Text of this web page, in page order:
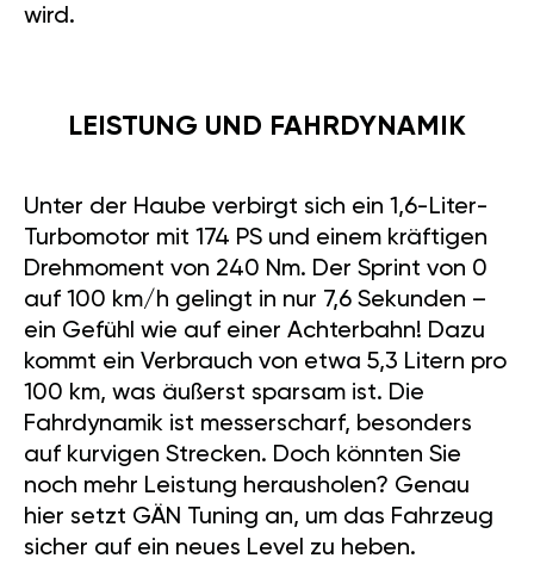
wird.
LEISTUNG UND FAHRDYNAMIK
Unter der Haube verbirgt sich ein 1,6-Liter-
Turbomotor mit 174 PS und einem kräftigen
Drehmoment von 240 Nm. Der Sprint von 0
auf 100 km/h gelingt in nur 7,6 Sekunden –
ein Gefühl wie auf einer Achterbahn! Dazu
kommt ein Verbrauch von etwa 5,3 Litern pro
100 km, was äußerst sparsam ist. Die
Fahrdynamik ist messerscharf, besonders
auf kurvigen Strecken. Doch könnten Sie
noch mehr Leistung herausholen? Genau
hier setzt GÄN Tuning an, um das Fahrzeug
sicher auf ein neues Level zu heben.